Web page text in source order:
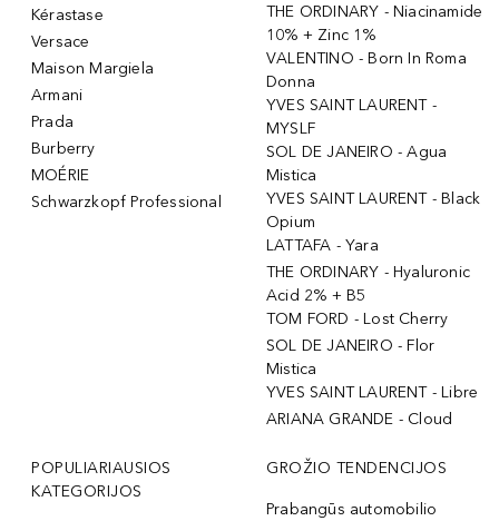
Kérastase
Versace
Maison Margiela
Armani
Prada
Burberry
MOÉRIE
Schwarzkopf Professional
THE ORDINARY - Niacinamide
10% + Zinc 1%
VALENTINO - Born In Roma
Donna
YVES SAINT LAURENT -
MYSLF
SOL DE JANEIRO - Agua
Mistica
YVES SAINT LAURENT - Black
Opium
LATTAFA - Yara
THE ORDINARY - Hyaluronic
Acid 2% + B5
TOM FORD - Lost Cherry
SOL DE JANEIRO - Flor
Mistica
YVES SAINT LAURENT - Libre
ARIANA GRANDE - Cloud
POPULIARIAUSIOS
KATEGORIJOS
GROŽIO TENDENCIJOS
Prabangūs automobilio